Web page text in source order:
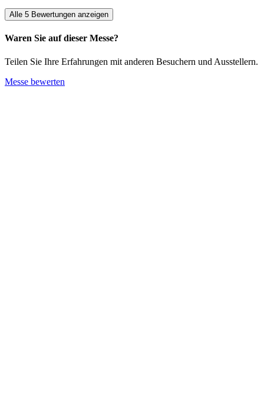
Alle 5 Bewertungen anzeigen
Waren Sie auf dieser Messe?
Teilen Sie Ihre Erfahrungen mit anderen Besuchern und Ausstellern.
Messe bewerten